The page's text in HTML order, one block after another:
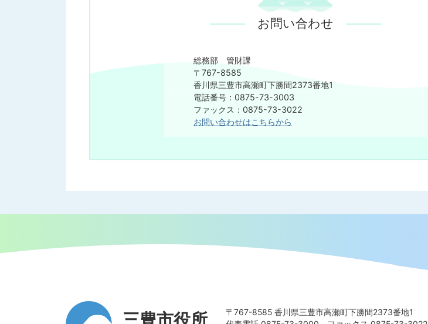
お問い合わせ
総務部 管財課
〒767-8585
香川県三豊市高瀬町下勝間2373番地1
電話番号：0875-73-3003
ファックス：0875-73-3022
お問い合わせはこちらから
三豊市役所
〒767-8585 香川県三豊市高瀬町下勝間2373番地1